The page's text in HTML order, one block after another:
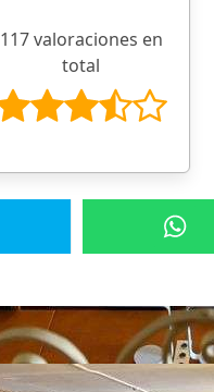
117 valoraciones en
total